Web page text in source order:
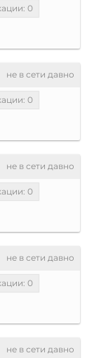
0
не в сети давно
0
не в сети давно
0
не в сети давно
0
не в сети давно